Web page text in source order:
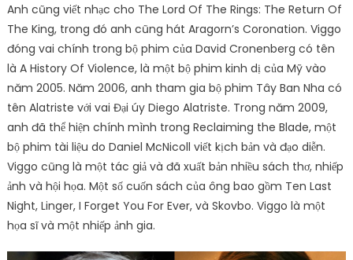
Anh cũng viết nhạc cho The Lord Of The Rings: The Return Of
The King, trong đó anh cũng hát Aragorn’s Coronation. Viggo
đóng vai chính trong bộ phim của David Cronenberg có tên
là A History Of Violence, là một bộ phim kinh dị của Mỹ vào
năm 2005. Năm 2006, anh tham gia bộ phim Tây Ban Nha có
tên Alatriste với vai Đại úy Diego Alatriste. Trong năm 2009,
anh đã thể hiện chính mình trong Reclaiming the Blade, một
bộ phim tài liệu do Daniel McNicoll viết kịch bản và đạo diễn.
Viggo cũng là một tác giả và đã xuất bản nhiều sách thơ, nhiếp
ảnh và hội họa. Một số cuốn sách của ông bao gồm Ten Last
Night, Linger, I Forget You For Ever, và Skovbo. Viggo là một
họa sĩ và một nhiếp ảnh gia.